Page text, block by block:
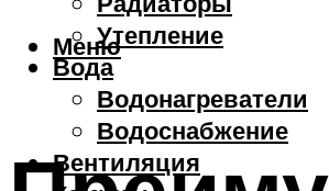
Утепление
Вода
Водонагреватели
Водоснабжение
Вентиляция
Меню